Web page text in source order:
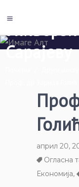
Сарајеву
април 20,
Огласна
Економија,